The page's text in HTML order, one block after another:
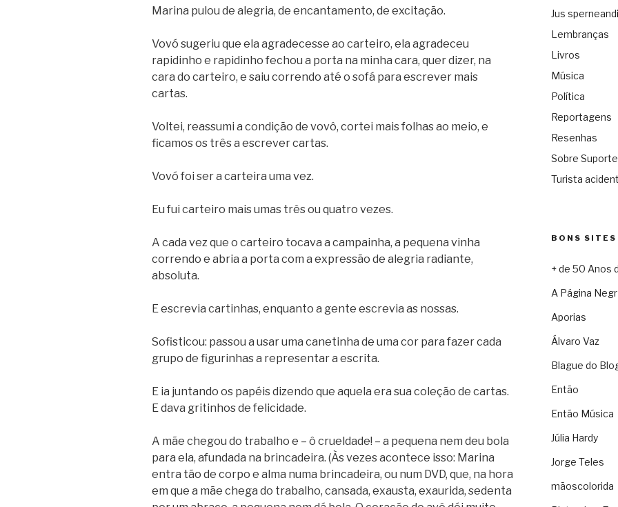
Marina pulou de alegria, de encantamento, de excitação.
Vovó sugeriu que ela agradecesse ao carteiro, ela agradeceu
rapidinho e rapidinho fechou a porta na minha cara, quer dizer, na
cara do carteiro, e saiu correndo até o sofá para escrever mais
cartas.
Voltei, reassumi a condição de vovô, cortei mais folhas ao meio, e
ficamos os três a escrever cartas.
Vovó foi ser a carteira uma vez.
Eu fui carteiro mais umas três ou quatro vezes.
A cada vez que o carteiro tocava a campainha, a pequena vinha
correndo e abria a porta com a expressão de alegria radiante,
absoluta.
E escrevia cartinhas, enquanto a gente escrevia as nossas.
Sofisticou: passou a usar uma canetinha de uma cor para fazer cada
grupo de figurinhas a representar a escrita.
E ia juntando os papéis dizendo que aquela era sua coleção de cartas.
E dava gritinhos de felicidade.
A mãe chegou do trabalho e – ô crueldade! – a pequena nem deu bola
para ela, afundada na brincadeira. (Às vezes acontece isso: Marina
entra tão de corpo e alma numa brincadeira, ou num DVD, que, na hora
em que a mãe chega do trabalho, cansada, exausta, exaurida, sedenta
Jus sperneandi
Lembranças
Livros
Música
Política
Reportagens
Resenhas
Sobre
Turista
BONS SITES
+ de 50 Anos
A Página
Aporias
Álvaro Vaz
Blague do
Então
Então Música
Júlia Hardy
Jorge Teles
mãoscolorida